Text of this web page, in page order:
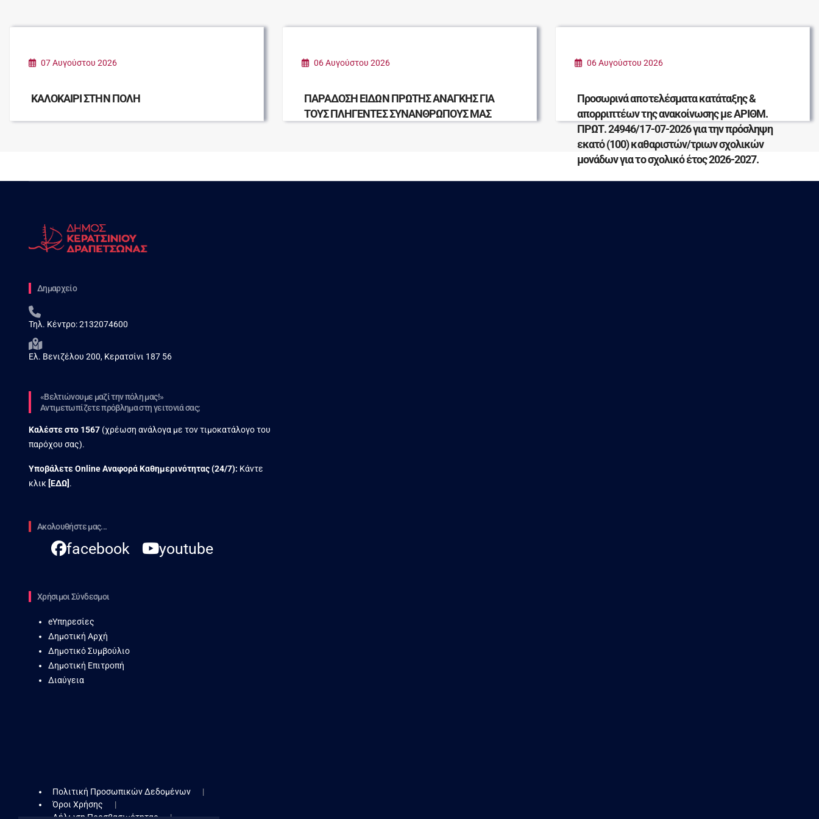
07 Αυγούστου 2026
ΚΑΛΟΚΑΙΡΙ ΣΤΗΝ ΠΟΛΗ
06 Αυγούστου 2026
ΠΑΡΑΔΟΣΗ ΕΙΔΩΝ ΠΡΩΤΗΣ ΑΝΑΓΚΗΣ ΓΙΑ
ΤΟΥΣ ΠΛΗΓΕΝΤΕΣ ΣΥΝΑΝΘΡΩΠΟΥΣ ΜΑΣ
06 Αυγούστου 2026
Προσωρινά αποτελέσματα κατάταξης &
απορριπτέων της ανακοίνωσης με ΑΡΙΘΜ.
ΠΡΩΤ. 24946/17-07-2026 για την πρόσληψη
εκατό (100) καθαριστών/τριων σχολικών
μονάδων για το σχολικό έτος 2026-2027.
Δημαρχείο
Τηλ. Κέντρο:2132074600
Ελ. Βενιζέλου 200, Κερατσίνι 187 56
«Βελτιώνουμε μαζί την πόλη μας!»
Αντιμετωπίζετε πρόβλημα στη γειτονιά σας;
Καλέστε στο 1567 (χρέωση ανάλογα με τον τιμοκατάλογο του
παρόχου σας).
Υποβάλετε Online Αναφορά Kαθημερινότητας (24/7): Κάντε
κλικ [ΕΔΩ] .
Ακολουθήστε μας...
facebook youtube
Χρήσιμοι Σύνδεσμοι
eΥπηρεσίες
Δημοτική Αρχή
Δημοτικό Συμβούλιο
Δημοτική Επιτροπή
Διαύγεια
Πολιτική Προσωπικών Δεδομένων
Όροι Χρήσης